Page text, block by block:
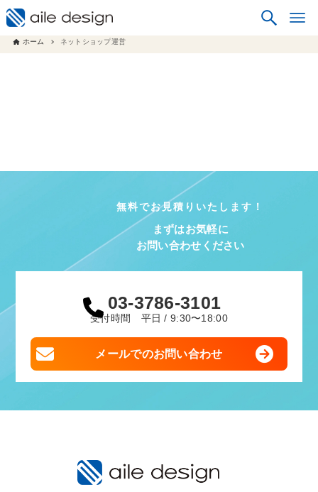
ホーム ネットショップ運営
無料でお見積りいたします！
まずはお気軽に
お問い合わせください
03-3786-3101
受付時間 平日 / 9:30〜18:00
メールでのお問い合わせ